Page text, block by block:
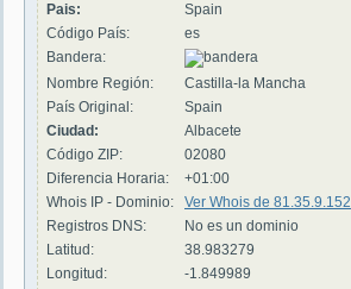
Pais:
Spain
Código País:
es
Bandera:
Nombre Región:
Castilla-la Mancha
País Original:
Spain
Ciudad:
Albacete
Código ZIP:
02080
Diferencia Horaria:
+01:00
Whois IP - Dominio:
Ver Whois de 81.35.9.152
Registros DNS:
No es un dominio
Latitud:
38.983279
Longitud:
-1.849989